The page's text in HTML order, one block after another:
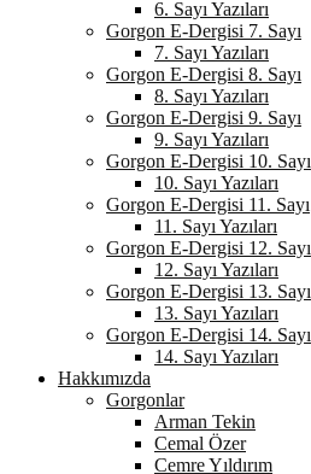
6. Sayı Yazıları
Gorgon E-Dergisi 7. Sayı
7. Sayı Yazıları
Gorgon E-Dergisi 8. Sayı
8. Sayı Yazıları
Gorgon E-Dergisi 9. Sayı
9. Sayı Yazıları
Gorgon E-Dergisi 10. Sayı
10. Sayı Yazıları
Gorgon E-Dergisi 11. Sayı
11. Sayı Yazıları
Gorgon E-Dergisi 12. Sayı
12. Sayı Yazıları
Gorgon E-Dergisi 13. Sayı
13. Sayı Yazıları
Gorgon E-Dergisi 14. Sayı
14. Sayı Yazıları
Hakkımızda
Gorgonlar
Arman Tekin
Cemal Özer
Cemre Yıldırım